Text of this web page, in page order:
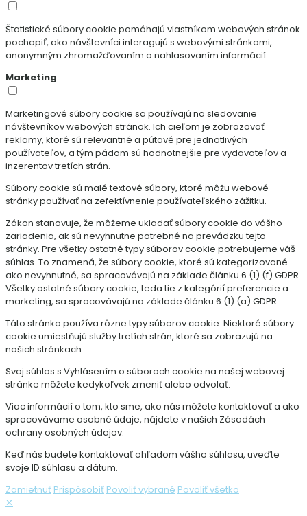
Štatistické súbory cookie pomáhajú vlastníkom webových stránok
pochopiť, ako návštevníci interagujú s webovými stránkami,
anonymným zhromažďovaním a nahlasovaním informácií.
Marketing
Marketingové súbory cookie sa používajú na sledovanie
návštevníkov webových stránok. Ich cieľom je zobrazovať
reklamy, ktoré sú relevantné a pútavé pre jednotlivých
používateľov, a tým pádom sú hodnotnejšie pre vydavateľov a
inzerentov tretích strán.
Súbory cookie sú malé textové súbory, ktoré môžu webové
stránky používať na zefektívnenie používateľského zážitku.
Zákon stanovuje, že môžeme ukladať súbory cookie do vášho
zariadenia, ak sú nevyhnutne potrebné na prevádzku tejto
stránky. Pre všetky ostatné typy súborov cookie potrebujeme váš
súhlas. To znamená, že súbory cookie, ktoré sú kategorizované
ako nevyhnutné, sa spracovávajú na základe článku 6 (1) (f) GDPR.
Všetky ostatné súbory cookie, teda tie z kategórií preferencie a
marketing, sa spracovávajú na základe článku 6 (1) (a) GDPR.
Táto stránka používa rôzne typy súborov cookie. Niektoré súbory
cookie umiestňujú služby tretích strán, ktoré sa zobrazujú na
našich stránkach.
Svoj súhlas s Vyhlásením o súboroch cookie na našej webovej
stránke môžete kedykoľvek zmeniť alebo odvolať.
Viac informácií o tom, kto sme, ako nás môžete kontaktovať a ako
spracovávame osobné údaje, nájdete v našich Zásadách
ochrany osobných údajov.
Keď nás budete kontaktovať ohľadom vášho súhlasu, uveďte
svoje ID súhlasu a dátum.
Zamietnuť Prispôsobiť Povoliť vybrané Povoliť všetko
✕